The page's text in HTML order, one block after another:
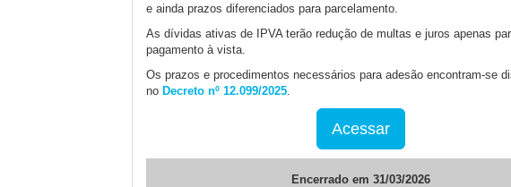
e ainda prazos diferenciados para parcelamento.
As dívidas ativas de IPVA terão redução de multas e juros apenas
pagamento à vista.
Os prazos e procedimentos necessários para adesão encontram-se
no Decreto nº 12.099/2025.
Acessar
Encerrado em 31/03/2026